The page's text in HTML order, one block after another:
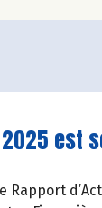
de
2025 est
Rapport